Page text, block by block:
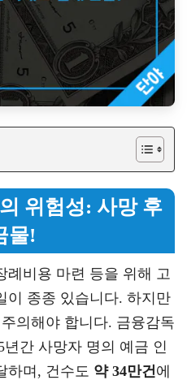
위험성: 사망 후
물!
례비용 마련 등을 위해 고
이 종종 있습니다. 하지만
의해야 합니다. 금융감독
간 사망자 명의 예금 인
하며, 건수도 약 34만건에